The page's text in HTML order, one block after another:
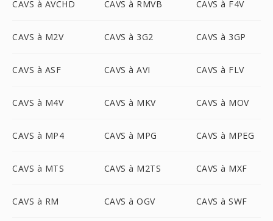
CAVS à AVCHD CAVS à RMVB CAVS à F4V
CAVS à M2V CAVS à 3G2 CAVS à 3GP
CAVS à ASF CAVS à AVI CAVS à FLV
CAVS à M4V CAVS à MKV CAVS à MOV
CAVS à MP4 CAVS à MPG CAVS à MPEG
CAVS à MTS CAVS à M2TS CAVS à MXF
CAVS à RM CAVS à OGV CAVS à SWF